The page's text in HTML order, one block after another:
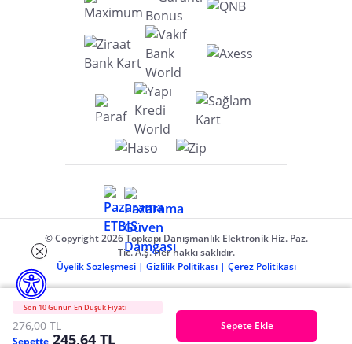
Son 10 Günün En Düşük Fiyatı
276,00 TL
Sepette 245,64 TL
Sepete Ekle
© Copyright 2026 Topkapı Danışmanlık Elektronik Hiz. Paz.
Tic. A.Ş. Her hakkı saklıdır.
Üyelik Sözleşmesi | Gizlilik Politikası | Çerez Politikası